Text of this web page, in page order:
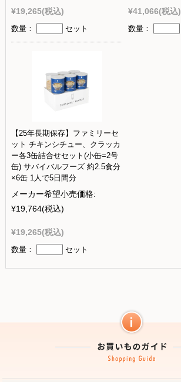
¥19,265(税込)
数量： セット
¥41,066(税込)
数量：
【25年長期保存】ファミリーセ
ット チキンシチュー、クラッカ
ー各3缶詰合せセット(小缶=2号
缶) サバイバルフーズ 約2.5食分
×6缶 1人で5日間分
メーカー希望小売価格:
¥19,764(税込)
¥19,265(税込)
数量： セット